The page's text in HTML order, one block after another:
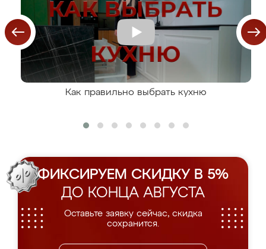
Как правильно выбрать кухню
ФИКСИРУЕМ СКИДКУ В 5%
ДО КОНЦА АВГУСТА
Оставьте заявку сейчас, скидка
сохранится.